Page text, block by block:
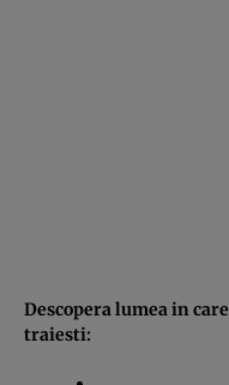
Descopera lumea in care
traiesti: